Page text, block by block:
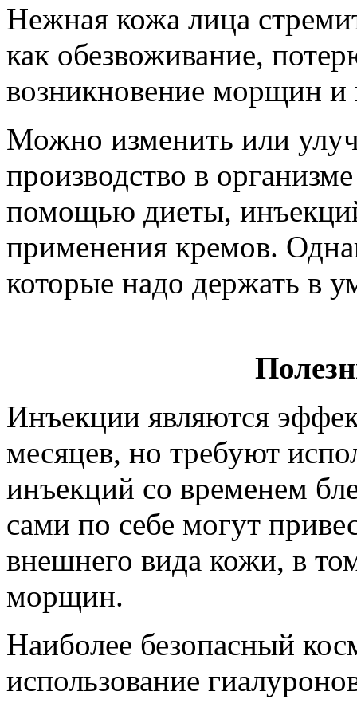
Нежная кожа лица
как обезвоживание,
возникновение морщин и
Можно изменить или
производство в
помощью диеты,
применения кремов.
которые надо держать в
Инъекции являются
месяцев, но требуют
инъекций со временем
сами по себе могут
внешнего вида кожи, в
морщин.
Наиболее безопасный
использование